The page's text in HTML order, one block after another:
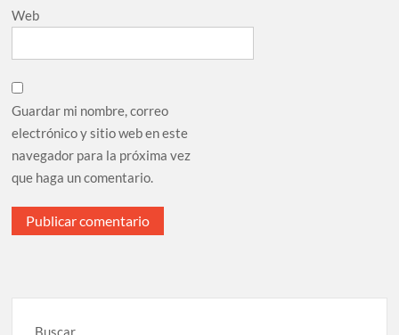
Web
Guardar mi nombre, correo
electrónico y sitio web en este
navegador para la próxima vez
que haga un comentario.
Buscar